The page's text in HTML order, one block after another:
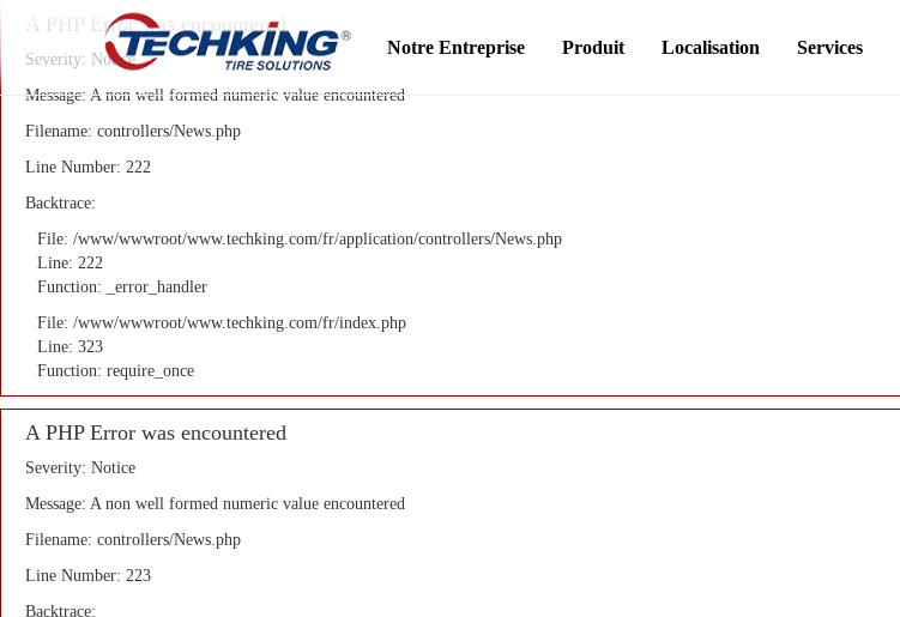
A PHP Error was encountered
Severity: Notice
Message: A non well formed numeric value encountered
Filename: controllers/News.php
Line Number: 222
Backtrace:
File: /www/wwwroot/www.techking.com/fr/application/controllers/News.php
Line: 222
Function: _error_handler
File: /www/wwwroot/www.techking.com/fr/index.php
Line: 323
Function: require_once
A PHP Error was encountered
Severity: Notice
Message: A non well formed numeric value encountered
Filename: controllers/News.php
Line Number: 223
Backtrace:
Notre Entreprise Produit Localisation Services